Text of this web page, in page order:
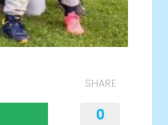
SHARE
0